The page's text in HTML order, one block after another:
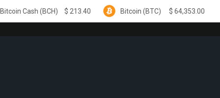
$213.40 Bitcoin (BTC) $64,353.00